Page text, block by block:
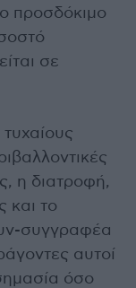
προσδόκιμο
σε
η διατροφή,
και το
συγγραφέα
αυτοί
όσο